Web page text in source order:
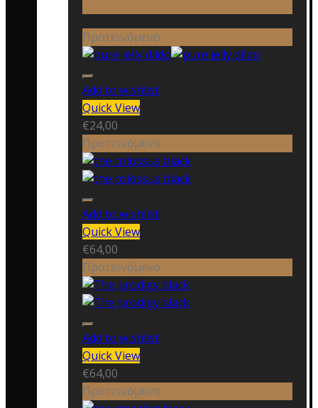
Προτεινόμενο
Add to wishlist
Quick View
€24,00
Προτεινόμενο
Add to wishlist
Quick View
€64,00
Προτεινόμενο
Add to wishlist
Quick View
€64,00
Προτεινόμενο